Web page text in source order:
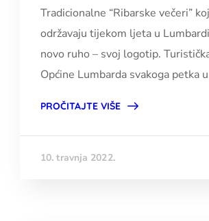
Tradicionalne “Ribarske večeri”
održavaju tijekom ljeta u
novo ruho – svoj logotip.
Općine Lumbarda svakoga petka
PROČITAJTE VIŠE
10. travnja 2022.